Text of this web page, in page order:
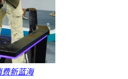
费新蓝海